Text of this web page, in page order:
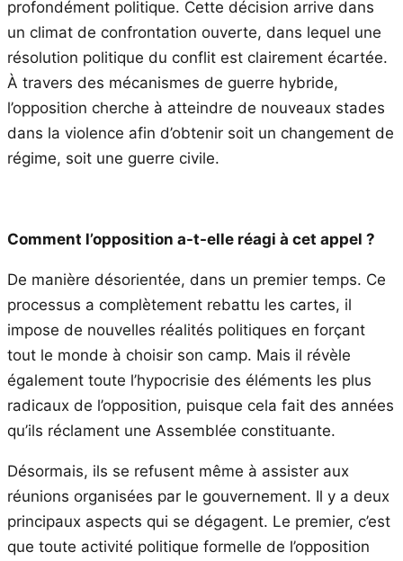
profondément politique. Cette décision arrive dans
un climat de confrontation ouverte, dans lequel une
résolution politique du conflit est clairement écartée.
À travers des mécanismes de guerre hybride,
l’opposition cherche à atteindre de nouveaux stades
dans la violence afin d’obtenir soit un changement de
régime, soit une guerre civile.
Comment l’opposition a-t-elle réagi à cet appel ?
De manière désorientée, dans un premier temps. Ce
processus a complètement rebattu les cartes, il
impose de nouvelles réalités politiques en forçant
tout le monde à choisir son camp. Mais il révèle
également toute l’hypocrisie des éléments les plus
radicaux de l’opposition, puisque cela fait des années
qu’ils réclament une Assemblée constituante.
Désormais, ils se refusent même à assister aux
réunions organisées par le gouvernement. Il y a deux
principaux aspects qui se dégagent. Le premier, c’est
que toute activité politique formelle de l’opposition